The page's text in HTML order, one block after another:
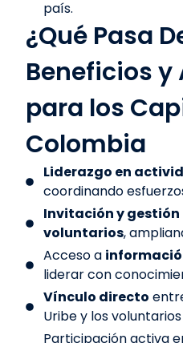
país.
¿Qué Pasa
Beneficios
para los
Colombia
Liderazgo en
coordinando
Invitación y gestión
voluntarios,
Acceso a
liderar con
Vínculo directo
Uribe y los
Participación activa